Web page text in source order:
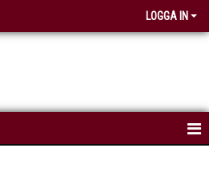
LOGGA IN